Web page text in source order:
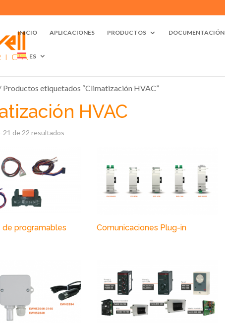
INICIO APLICACIONES PRODUCTOS DOCUMENTACIÓN
ES
Productos etiquetados “Climatización HVAC”
HVAC
de 22 resultados
de programables Comunicaciones Plug-in